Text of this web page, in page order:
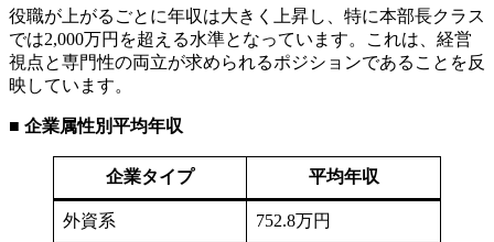
役職が上がるごとに年収は大きく上昇し、特に本部長クラス
では2,000万円を超える水準となっています。これは、経営
視点と専門性の両立が求められるポジションであることを反
映しています。
■ 企業属性別平均年収
企業タイプ 平均年収
外資系 752.8万円